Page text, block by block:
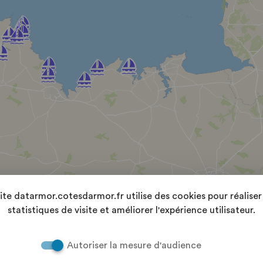
datarmor.cotesdarmor.fr utilise des cookies pour réaliser
statistiques de visite et améliorer l'expérience utilisateur.
Autoriser la mesure d'audience